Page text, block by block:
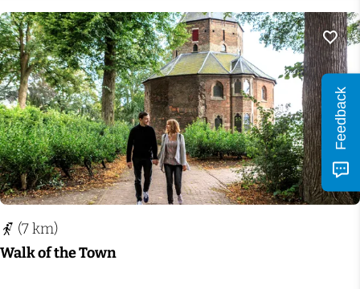
g
o
r
d
e
O
o
i
j
p
o
l
o
r
i
s
c
h
e
r
u
t
Walk of the Town
(7 km)
Feedback